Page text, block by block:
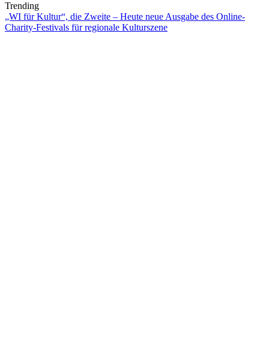
Trending
„WI für Kultur“, die Zweite – Heute neue Ausgabe des Online-
Charity-Festivals für regionale Kulturszene